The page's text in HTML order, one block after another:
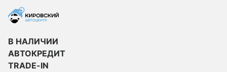
В НАЛИЧИИ
АВТОКРЕДИТ
TRADE-IN